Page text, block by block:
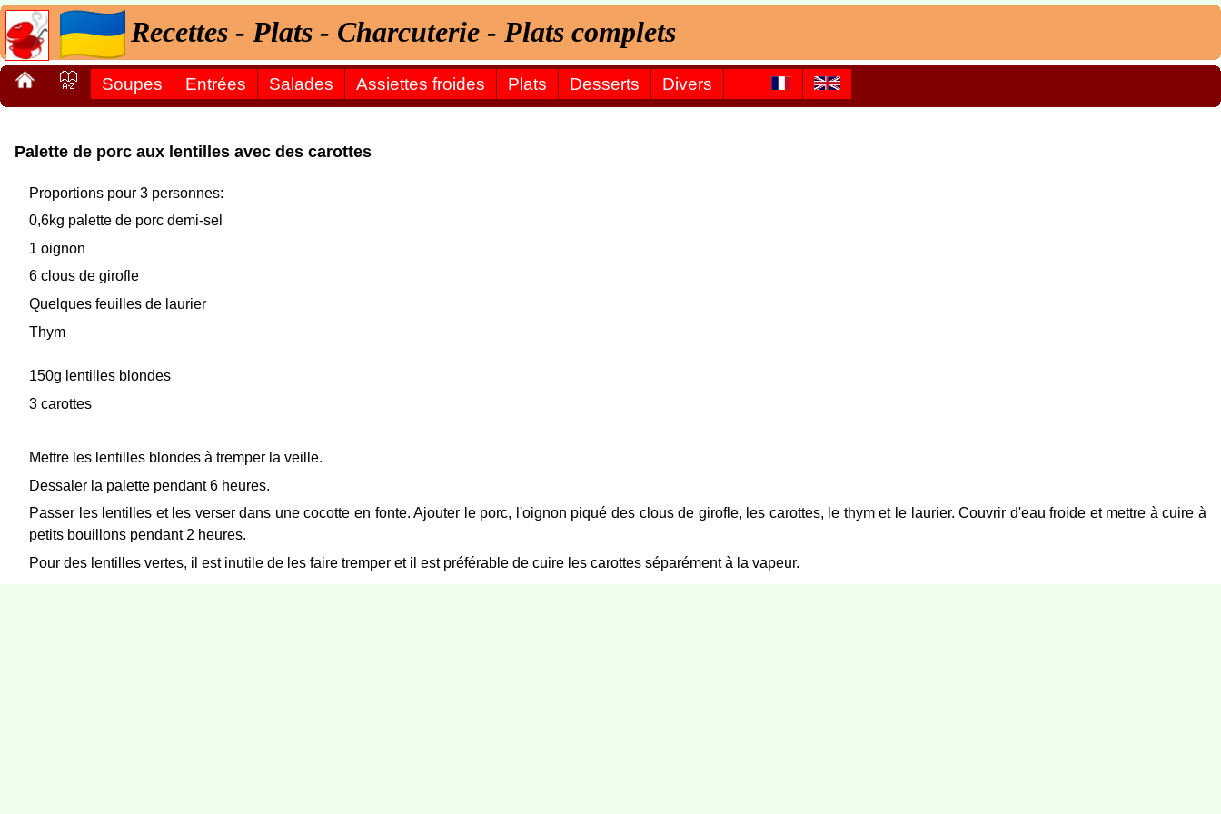
Recettes - Plats - Charcuterie - Plats complets
Soupes Entrées Salades Assiettes froides Plats Desserts Divers
Palette de porc aux lentilles avec des carottes
Proportions pour 3 personnes:
0,6kg palette de porc demi-sel
1 oignon
6 clous de girofle
Quelques feuilles de laurier
Thym
150g lentilles blondes
3 carottes
Mettre les lentilles blondes à tremper la veille.
Dessaler la palette pendant 6 heures.
Passer les lentilles et les verser dans une cocotte en fonte. Ajouter le porc, l'oignon piqué des clous de girofle, les carottes, le thym et le laurier. Couvrir d'eau froide et mettre à cuire à
petits bouillons pendant 2 heures.
Pour des lentilles vertes, il est inutile de les faire tremper et il est préférable de cuire les carottes séparément à la vapeur.